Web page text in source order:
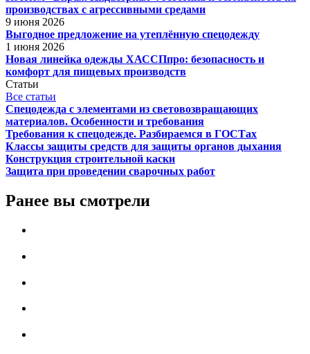
производствах с агрессивными средами
9 июня 2026
Выгодное предложение на утеплённую спецодежду
1 июня 2026
Новая линейка одежды ХАССПпро: безопасность и
комфорт для пищевых производств
Статьи
Все статьи
Спецодежда с элементами из световозвращающих
материалов. Особенности и требования
Требования к спецодежде. Разбираемся в ГОСТах
Классы защиты средств для защиты органов дыхания
Конструкция строительной каски
Защита при проведении сварочных работ
Ранее вы смотрели